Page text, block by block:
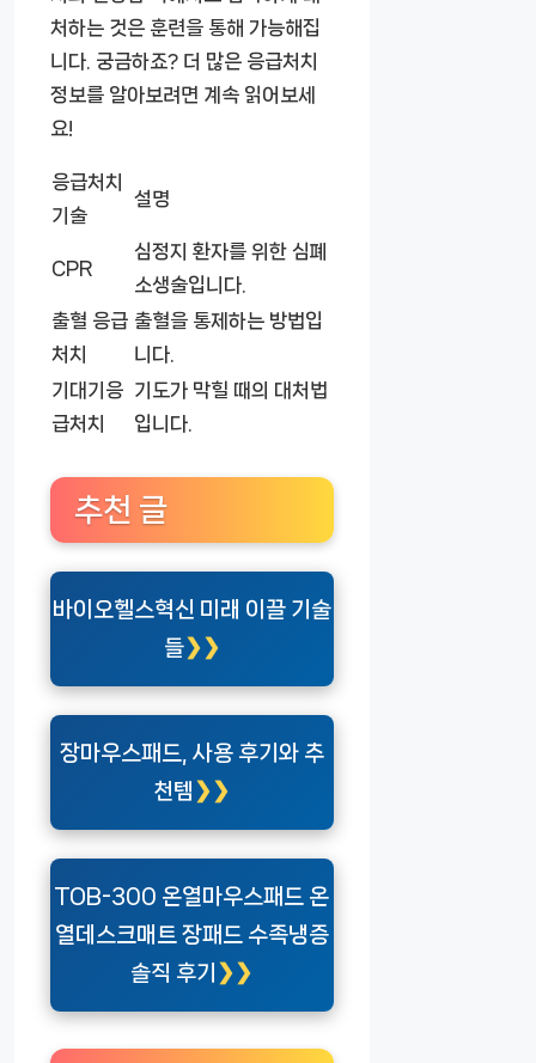
처하는 것은 훈련을 통해 가능해집
니다. 궁금하죠? 더 많은 응급처치
정보를 알아보려면 계속 읽어보세
요!
응급처치
기술
설명
CPR
심정지 환자를 위한 심폐
소생술입니다.
출혈 응급
처치
출혈을 통제하는 방법입
니다.
기대기응
급처치
기도가 막힐 때의 대처법
입니다.
추천 글
바이오헬스혁신 미래 이끌 기술
들
장마우스패드, 사용 후기와 추
천템
TOB-300 온열마우스패드 온
열데스크매트 장패드 수족냉증
솔직 후기